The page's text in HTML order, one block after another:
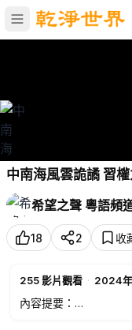
中南海風雲詭譎 習
客遭台灣驅逐出境？
播：麗雯【希望之聲
希望之聲 粵語頻
18 2 收
255影片觀看 · 2024
內容提要：